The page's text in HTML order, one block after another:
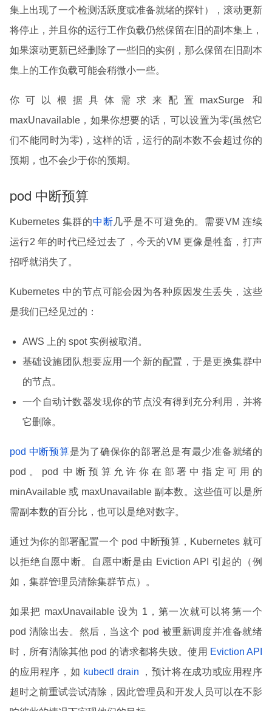
集上出现了一个检测活跃度或准备就绪的探针），滚动更新
将停止，并且你的运行工作负载仍然保留在旧的副本集上，
如果滚动更新已经删除了一些旧的实例，那么保留在旧副本
集上的工作负载可能会稍微小一些。
你可以根据具体需求来配置maxSurge 和
maxUnavailable，如果你想要的话，可以设置为零(虽然它
们不能同时为零)，这样的话，运行的副本数不会超过你的
预期，也不会少于你的预期。
pod 中断预算
Kubernetes 集群的中断几乎是不可避免的。需要VM 连续
运行2 年的时代已经过去了，今天的VM 更像是牲畜，打声
招呼就消失了。
Kubernetes 中的节点可能会因为各种原因发生丢失，这些
是我们已经见过的：
AWS 上的 spot 实例被取消。
基础设施团队想要应用一个新的配置，于是更换集群中
的节点。
一个自动计数器发现你的节点没有得到充分利用，并将
它删除。
pod 中断预算是为了确保你的部署总是有最少准备就绪的
pod。pod 中断预算允许你在部署中指定可用的
minAvailable 或 maxUnavailable 副本数。这些值可以是所
需副本数的百分比，也可以是绝对数字。
通过为你的部署配置一个 pod 中断预算，Kubernetes 就可
以拒绝自愿中断。自愿中断是由 Eviction API 引起的（例
如，集群管理员清除集群节点）。
如果把 maxUnavailable 设为 1，第一次就可以将第一个
pod 清除出去。然后，当这个 pod 被重新调度并准备就绪
时，所有清除其他 pod 的请求都将失败。使用 Eviction API
的应用程序，如 kubectl drain
，预计将在成功或应用程序
超时之前重试尝试清除，因此管理员和开发人员可以在不影